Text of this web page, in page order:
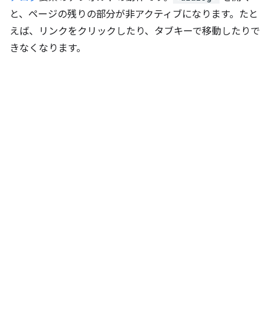
と、ページの残りの部分が非アクティブになります。たと
えば、リンクをクリックしたり、タブキーで移動したりで
きなくなります。